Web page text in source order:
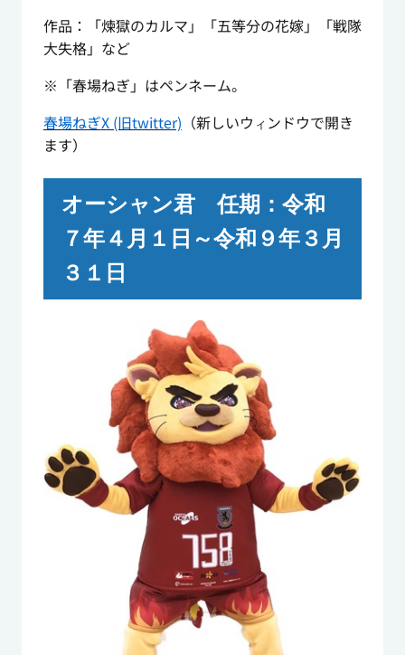
作品：「煉獄のカルマ」「五等分の花嫁」「戦隊
大失格」など
※「春場ねぎ」はペンネーム。
春場ねぎX (旧twitter) （新しいウ ィ ンドウで開き
ます）
オーシャン君 任期：令和
７年４月１日～令和９年３月
３１日